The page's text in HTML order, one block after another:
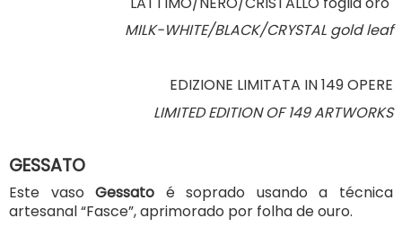
MILK-WHITE/BLACK/CRYSTAL gold leaf
EDIZIONE LIMITATA IN 149 OPERE
LIMITED EDITION OF 149 ARTWORKS
GESSATO
Este vasoGessato é soprado usando a técnica
artesanal “Fasce”, aprimorado por folha de ouro.